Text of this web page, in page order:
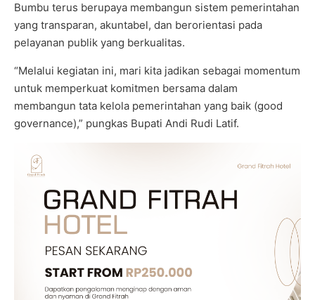
Bumbu terus berupaya membangun sistem pemerintahan
yang transparan, akuntabel, dan berorientasi pada
pelayanan publik yang berkualitas.
“Melalui kegiatan ini, mari kita jadikan sebagai momentum
untuk memperkuat komitmen bersama dalam
membangun tata kelola pemerintahan yang baik (good
governance),” pungkas Bupati Andi Rudi Latif.